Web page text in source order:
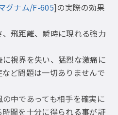
グナム/F-605]の実際の効果
飛距離、瞬時に現れる強力
視界を失い、猛烈な激痛に
ど問題は一切ありませんで
中であっても相手を確実に
間を十分に得られる事が証